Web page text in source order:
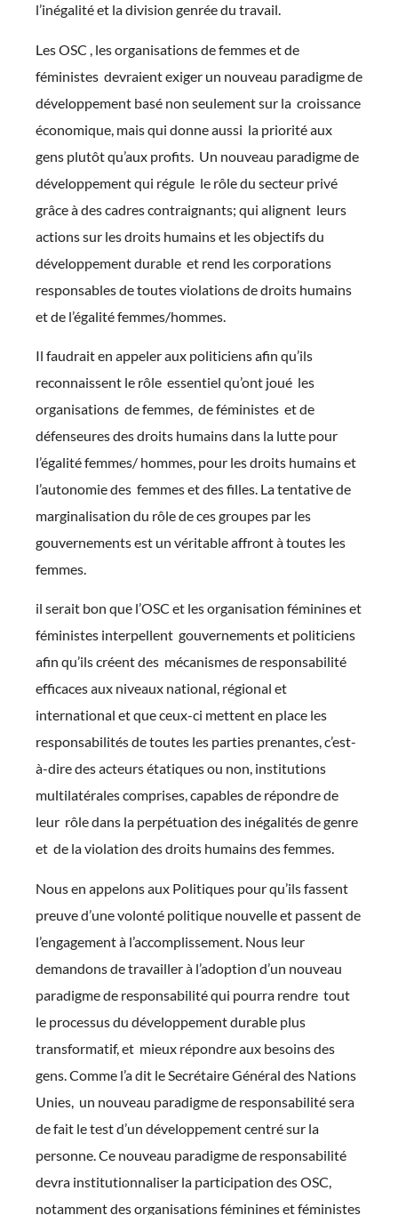
l’inégalité et la division genrée du travail.
Les OSC , les organisations de femmes et de
féministes devraient exiger un nouveau paradigme de
développement basé non seulement sur la croissance
économique, mais qui donne aussi la priorité aux
gens plutôt qu’aux profits. Un nouveau paradigme de
développement qui régule le rôle du secteur privé
grâce à des cadres contraignants; qui alignent leurs
actions sur les droits humains et les objectifs du
développement durable et rend les corporations
responsables de toutes violations de droits humains
et de l’égalité femmes/hommes.
Il faudrait en appeler aux politiciens afin qu’ils
reconnaissent le rôle essentiel qu’ont joué les
organisations de femmes, de féministes et de
défenseures des droits humains dans la lutte pour
l’égalité femmes/ hommes, pour les droits humains et
l’autonomie des femmes et des filles. La tentative de
marginalisation du rôle de ces groupes par les
gouvernements est un véritable affront à toutes les
femmes.
il serait bon que l’OSC et les organisation féminines et
féministes interpellent gouvernements et politiciens
afin qu’ils créent des mécanismes de responsabilité
efficaces aux niveaux national, régional et
international et que ceux-ci mettent en place les
responsabilités de toutes les parties prenantes, c’est-
à-dire des acteurs étatiques ou non, institutions
multilatérales comprises, capables de répondre de
leur rôle dans la perpétuation des inégalités de genre
et de la violation des droits humains des femmes.
Nous en appelons aux Politiques pour qu’ils fassent
preuve d’une volonté politique nouvelle et passent de
l’engagement à l’accomplissement. Nous leur
demandons de travailler à l’adoption d’un nouveau
paradigme de responsabilité qui pourra rendre tout
le processus du développement durable plus
transformatif, et mieux répondre aux besoins des
gens. Comme l’a dit le Secrétaire Général des Nations
Unies, un nouveau paradigme de responsabilité sera
de fait le test d’un développement centré sur la
personne. Ce nouveau paradigme de responsabilité
devra institutionnaliser la participation des OSC,
notamment des organisations féminines et féministes